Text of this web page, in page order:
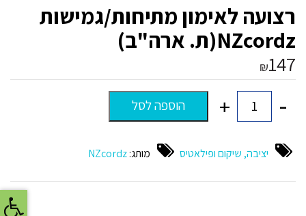
רצועה לאימון מתיחות/גמישות
NZcordz(ת. ארה"ב)
₪147
כמות
לאימון
מתיחות/גמישות
-
+ הוספה לסל
יציבה, שיקום ופילאטיס מותג:NZcordz